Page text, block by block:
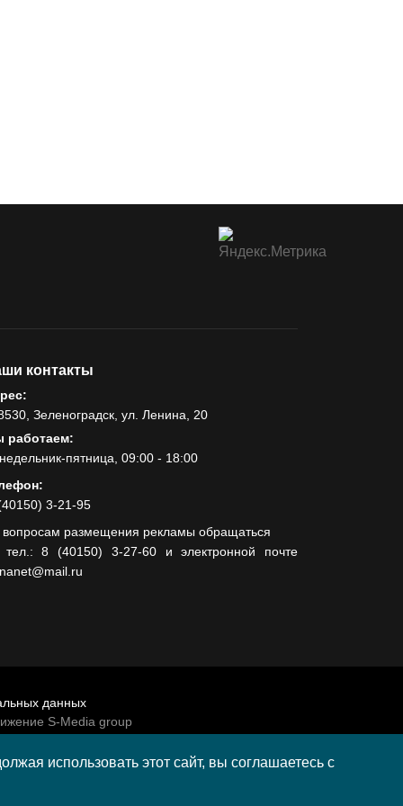
контакты
Зеленоградск, ул. Ленина, 20
работаем:
пятница, 09:00 - 18:00
3-21-95
размещения рекламы обращаться
тел.: 8 (40150) 3-27-60 и электронной почте
данных
S-Media group
использовать этот сайт, вы соглашаетесь с